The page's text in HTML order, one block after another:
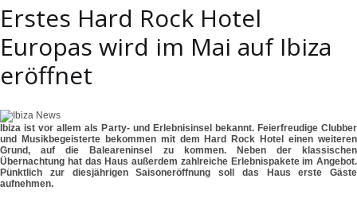
Erstes Hard Rock Hotel
Europas wird im Mai auf Ibiza
eröffnet
Ibiza ist vor allem als Party- und Erlebnisinsel bekannt. Feierfreudige Clubber
und Musikbegeisterte bekommen mit dem Hard Rock Hotel einen weiteren
Grund, auf die Baleareninsel zu kommen. Neben der klassischen
Übernachtung hat das Haus außerdem zahlreiche Erlebnispakete im Angebot.
Pünktlich zur diesjährigen Saisoneröffnung soll das Haus erste Gäste
aufnehmen.